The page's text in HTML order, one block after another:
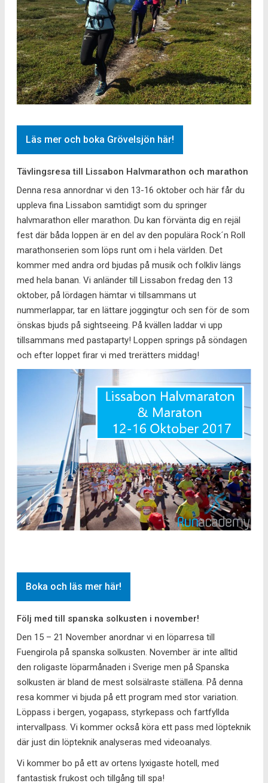
Läs mer och boka Grövelsjön här!
Tävlingsresa till Lissabon Halvmarathon och marathon
Denna resa annordnar vi den 13-16 oktober och här får du
uppleva fina Lissabon samtidigt som du springer
halvmarathon eller marathon. Du kan förvänta dig en rejäl
fest där båda loppen är en del av den populära Rock´n Roll
marathonserien som löps runt om i hela världen. Det
kommer med andra ord bjudas på musik och folkliv längs
med hela banan. Vi anländer till Lissabon fredag den 13
oktober, på lördagen hämtar vi tillsammans ut
nummerlappar, tar en lättare joggingtur och sen för de som
önskas bjuds på sightseeing. På kvällen laddar vi upp
tillsammans med pastaparty! Loppen springs på söndagen
och efter loppet firar vi med trerätters middag!
Boka och läs mer här!
Följ med till spanska solkusten i november!
Den 15 – 21 November anordnar vi en löparresa till
Fuengirola på spanska solkusten. November är inte alltid
den roligaste löparmånaden i Sverige men på Spanska
solkusten är bland de mest solsälraste ställena. På denna
resa kommer vi bjuda på ett program med stor variation.
Löppass i bergen, yogapass, styrkepass och fartfyllda
intervallpass. Vi kommer också köra ett pass med löpteknik
där just din löpteknik analyseras med videoanalys.
Vi kommer bo på ett av ortens lyxigaste hotell, med
fantastisk frukost och tillgång till spa!